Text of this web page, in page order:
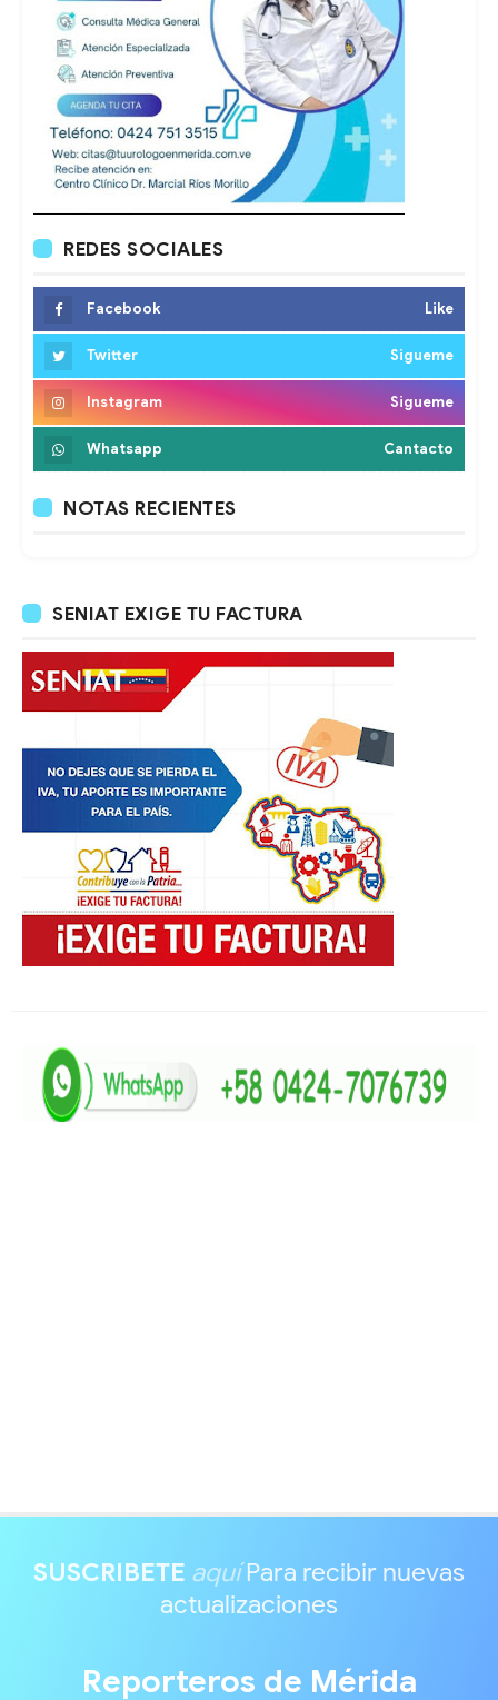
REDES SOCIALES
Facebook Like
Twitter Sigueme
Instagram Sigueme
Whatsapp Cantacto
NOTAS RECIENTES
SENIAT EXIGE TU FACTURA
SUSCRIBETE aquíPara recibir nuevas
actualizaciones
Reporteros de Mérida